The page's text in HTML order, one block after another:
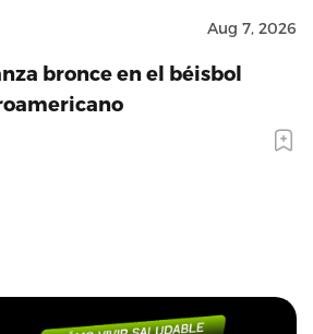
Aug 7, 2026
bronce en el béisbol